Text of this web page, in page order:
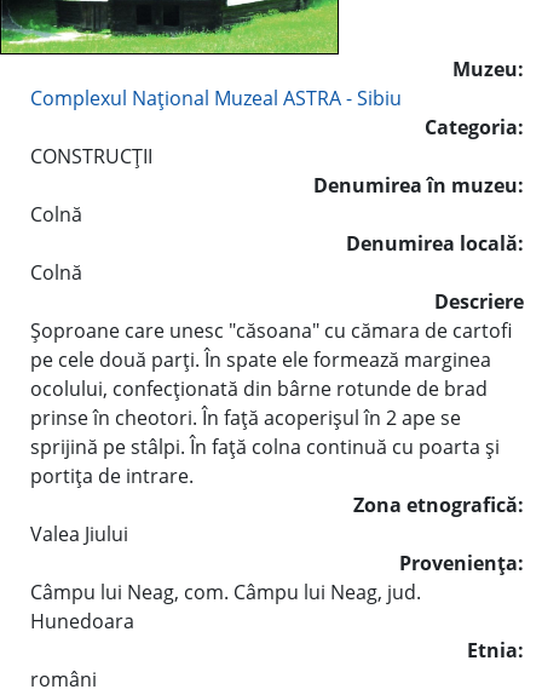
Muzeu:
Complexul Naţional Muzeal ASTRA - Sibiu
Categoria:
CONSTRUCŢII
Denumirea în muzeu:
Colnă
Denumirea locală:
Colnă
Descriere
Şoproane care unesc "căsoana" cu cămara de cartofi
pe cele două parţi. În spate ele formează marginea
ocolului, confecţionată din bârne rotunde de brad
prinse în cheotori. În faţă acoperişul în 2 ape se
sprijină pe stâlpi. În faţă colna continuă cu poarta şi
portiţa de intrare.
Zona etnografică:
Valea Jiului
Provenienţa:
Câmpu lui Neag, com. Câmpu lui Neag, jud.
Hunedoara
Etnia:
români